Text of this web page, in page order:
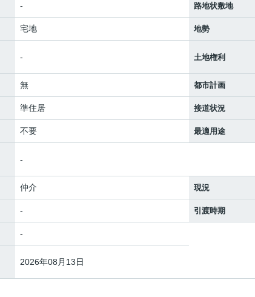
- 路地状敷地
宅地 地勢
- 土地権利
無 都市計画
準住居 接道状況
不要 最適用途
-
仲介 現況
- 引渡時期
-
2026年08月13日